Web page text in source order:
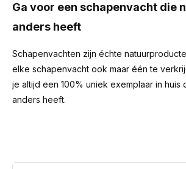
Ga voor een schapenvacht die
anders heeft
Schapenvachten zijn échte
elke schapenvacht ook maar één te
je altijd een 100% uniek exemplaar in huis
anders heeft.